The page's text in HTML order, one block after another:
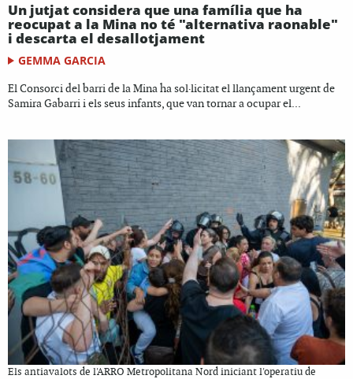
Un jutjat considera que una família que ha
reocupat a la Mina no té "alternativa raonable"
i descarta el desallotjament
GEMMA GARCIA
El Consorci del barri de la Mina ha sol·licitat el llançament urgent de
Samira Gabarri i els seus infants, que van tornar a ocupar el...
Els antiavalots de l'ARRO Metropolitana Nord iniciant l'operatiu de